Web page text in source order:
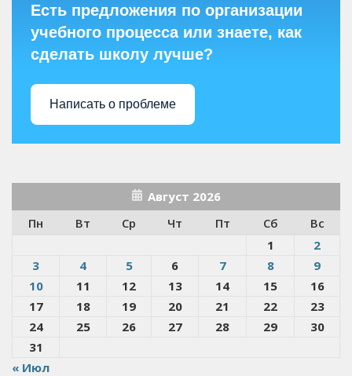
Есть предложения по организации
учебного процесса или знаете, как
сделать школу лучше?
Написать о проблеме
Август 2026
Пн
Вт Ср Чт Пт Сб
Вс
1
2
3
4 5 6 7 8
9
10
11 12 13 14 15
16
17
18 19 20 21 22
23
24
25 26 27 28 29
30
31
« Июл